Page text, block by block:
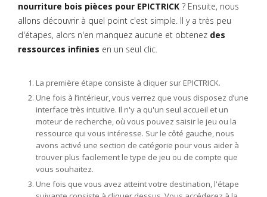
nourriture bois pièces pour EPICTRICK ? Ensuite, nous
allons découvrir à quel point c'est simple. Il y a très peu
d'étapes, alors n'en manquez aucune et obtenez des
ressources infinies en un seul clic.
La première étape consiste à cliquer sur EPICTRICK.
Une fois à l’intérieur, vous verrez que vous disposez d’une
interface très intuitive. Il n'y a qu'un seul accueil et un
moteur de recherche, où vous pouvez saisir le jeu ou la
ressource qui vous intéresse. Sur le côté gauche, nous
avons activé une section de catégorie pour vous aider à
trouver plus facilement le type de jeu ou de compte que
vous souhaitez.
Une fois que vous avez atteint votre destination, l'étape